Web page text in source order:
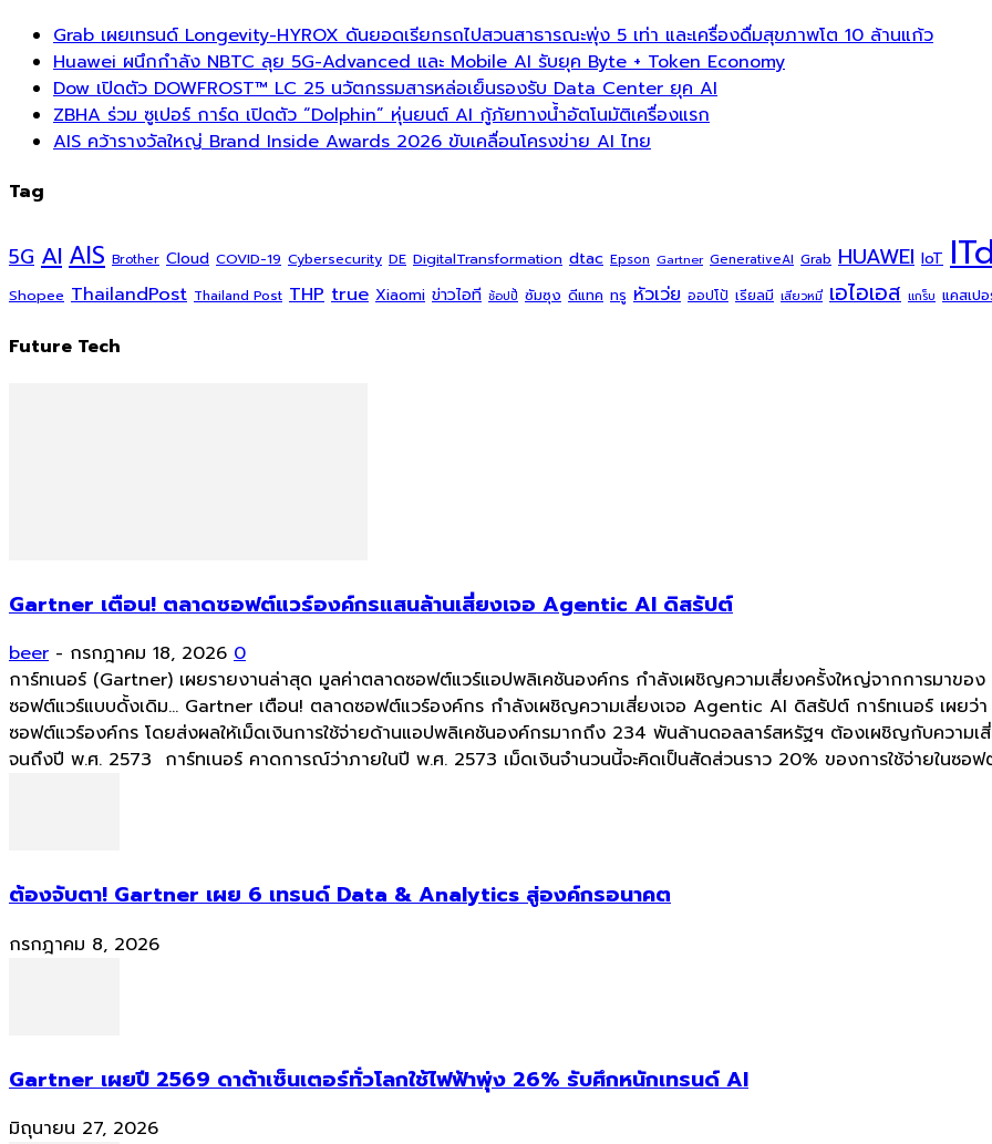
Grab เผยเทรนด์ Longevity-HYROX ดันยอดเรียกรถไปสวนสาธารณะพุ่ง 5 เท่า และเครื่องดื่มสุขภาพโต 10 ล้านแก้ว
Huawei ผนึกกำลัง NBTC ลุย 5G-Advanced และ Mobile AI รับยุค Byte + Token Economy
Dow เปิดตัว DOWFROST™ LC 25 นวัตกรรมสารหล่อเย็นรองรับ Data Center ยุค AI
ZBHA ร่วม ซูเปอร์ การ์ด เปิดตัว “Dolphin” หุ่นยนต์ AI กู้ภัยทางน้ำอัตโนมัติเครื่องแรก
AIS คว้ารางวัลใหญ่ Brand Inside Awards 2026 ขับเคลื่อนโครงข่าย AI ไทย
Tag
5G AI AIS Brother Cloud COVID-19 Cybersecurity DE DigitalTransformation dtac Epson Gartner GenerativeAI Grab HUAWEI IoT
Shopee ThailandPost Thailand Post THP true Xiaomi ข่าวไอที ช้อปปี้ ซัมซุง ดีแทค ทรู หัวเว่ย ออปโป้ เรียลมี เสียวหมี่ เอไอเอส แกร็บ แคสเป
Future Tech
Gartner เตือน! ตลาดซอฟต์แวร์องค์กรแสนล้านเสี่ยงเจอ Agentic AI ดิสรัปต์
beer - กรกฎาคม 18, 2026 0
การ์ทเนอร์ (Gartner) เผยรายงานล่าสุด มูลค่าตลาดซอฟต์แวร์แอปพลิเคชันองค์กร กำลังเผชิญความเสี่ยงครั้งใหญ่จากการมาขอ
ซอฟต์แวร์แบบดั้งเดิม... Gartner เตือน! ตลาดซอฟต์แวร์องค์กร กำลังเผชิญความเสี่ยงเจอ Agentic AI ดิสรัปต์ การ์ทเนอร์ เผยว่
ซอฟต์แวร์องค์กร โดยส่งผลให้เม็ดเงินการใช้จ่ายด้านแอปพลิเคชันองค์กรมากถึง 234 พันล้านดอลลาร์สหรัฐฯ ต้องเผชิญกับความเ
จนถึงปี พ.ศ. 2573 การ์ทเนอร์ คาดการณ์ว่าภายในปี พ.ศ. 2573 เม็ดเงินจำนวนนี้จะคิดเป็นสัดส่วนราว 20% ของการใช้จ่ายในซอฟ
ต้องจับตา! Gartner เผย 6 เทรนด์ Data & Analytics สู่องค์กรอนาคต
กรกฎาคม 8, 2026
Gartner เผยปี 2569 ดาต้าเซ็นเตอร์ทั่วโลกใช้ไฟฟ้าพุ่ง 26% รับศึกหนักเทรนด์ AI
มิถุนายน 27, 2026